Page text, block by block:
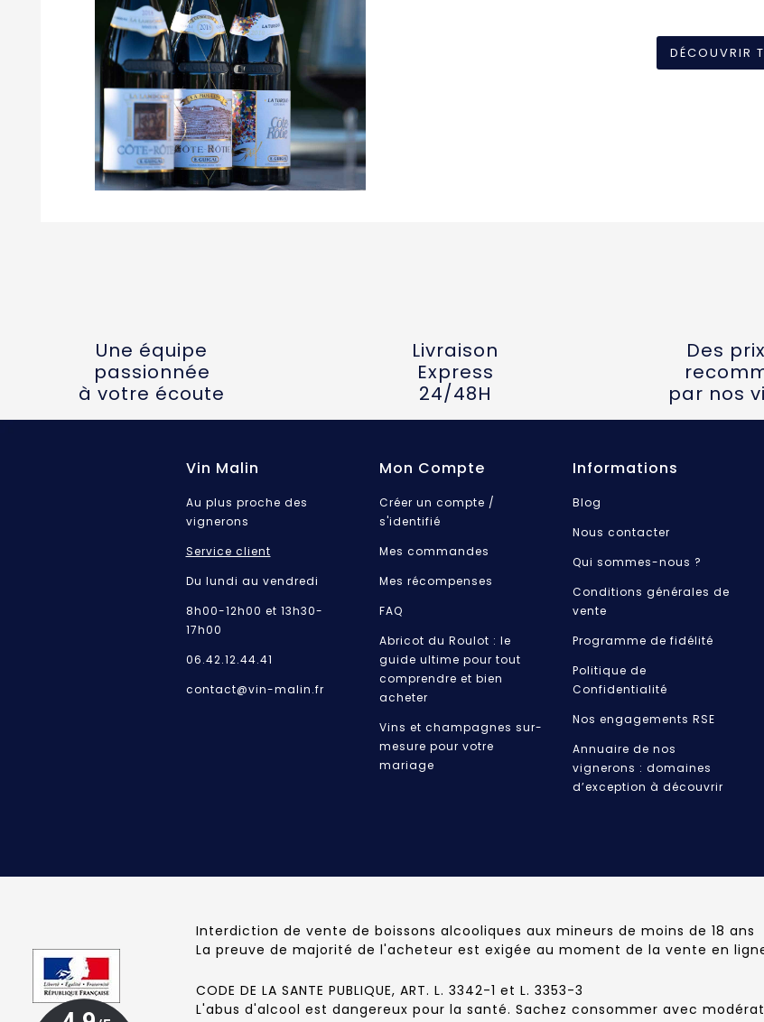
DÉCOUVRIR
Une équipe
passionnée
à votre écoute
Livraison
Express
24/48H
Des
par nos
Vin Malin
Au plus proche des
vignerons
Service client
Du lundi au vendredi
8h00-12h00 et 13h30-
17h00
06.42.12.44.41
contact@vin-malin.fr
Mon Compte
Créer un compte /
s'identifié
Mes commandes
Mes récompenses
FAQ
Abricot du Roulot : le
guide ultime pour tout
comprendre et bien
acheter
Vins et champagnes sur-
mesure pour votre
mariage
Informations
Blog
Nous contacter
Qui sommes-nous ?
Conditions générales de
vente
Programme de fidélité
Politique de
Confidentialité
Nos engagements RSE
Annuaire de nos
vignerons : domaines
d’exception à découvrir
Interdiction de vente de boissons alcooliques aux mineurs de moins de 18 ans
La preuve de majorité de l'acheteur est exigée au moment de la vente en
CODE DE LA SANTE PUBLIQUE, ART. L. 3342-1 et L. 3353-3
L'abus d'alcool est dangereux pour la santé. Sachez consommer avec